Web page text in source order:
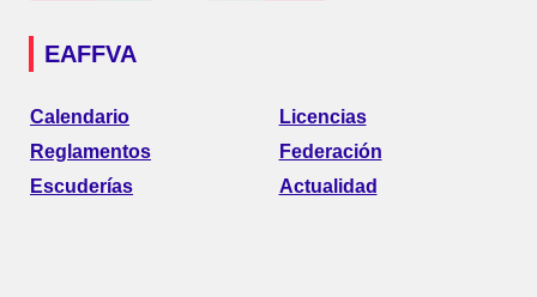
EAFFVA
Calendario
Reglamentos
Escuderías
Licencias
Federación
Actualidad